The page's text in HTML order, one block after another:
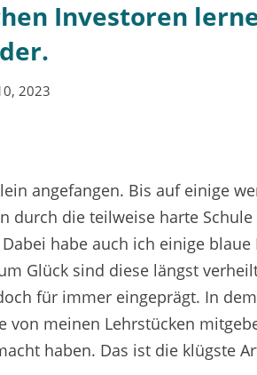
Investoren
2023
angefangen. Bis auf einige
durch die teilweise harte
habe auch ich einige blaue
Glück sind diese längst
für immer eingeprägt. In
von meinen Lehrstücken
haben. Das ist die klügste